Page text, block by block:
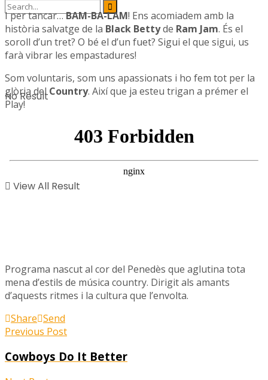
No Result
View All Result
I per tancar…BAM-BA-LAM! Ens acomiadem amb la
història salvatge de la Black Bettyde Ram Jam. És el
soroll d’un tret? O bé el d’un fuet? Sigui el que sigui, us
farà vibrar les empastadures!
Som voluntaris, som uns apassionats i ho fem tot per la
glòria delCountry. Així que ja esteu trigan a prémer el
Play!
Programa nascut al cor del Penedès que aglutina tota
mena d’estils de música country. Dirigit als amants
d’aquests ritmes i la cultura que l’envolta.
Share Send
Previous Post
Cowboys Do It Better